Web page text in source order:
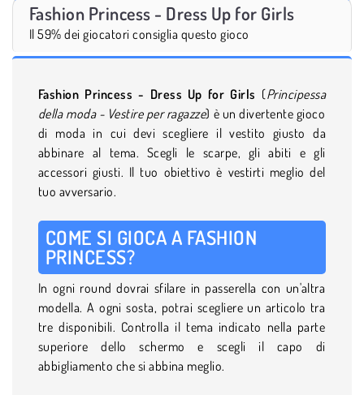
Fashion Princess - Dress Up for Girls
Il 59% dei giocatori consiglia questo gioco
Fashion Princess - Dress Up for Girls (Principessa
della moda - Vestire per ragazze) è un divertente gioco
di moda in cui devi scegliere il vestito giusto da
abbinare al tema. Scegli le scarpe, gli abiti e gli
accessori giusti. Il tuo obiettivo è vestirti meglio del
tuo avversario.
COME SI GIOCA A FASHION
PRINCESS?
In ogni round dovrai sfilare in passerella con un'altra
modella. A ogni sosta, potrai scegliere un articolo tra
tre disponibili. Controlla il tema indicato nella parte
superiore dello schermo e scegli il capo di
abbigliamento che si abbina meglio.